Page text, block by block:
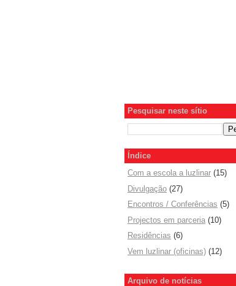
Pesquisar neste sítio
Índice
Com a escola a luzlinar (15)
Divulgação (27)
Encontros / Conferências (5)
Projectos em parceria (10)
Residências (6)
Vem luzlinar (oficinas) (12)
Arquivo de notícias